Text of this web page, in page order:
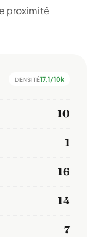
proximité
DENSITÉ17,1/10k
10
1
16
14
7